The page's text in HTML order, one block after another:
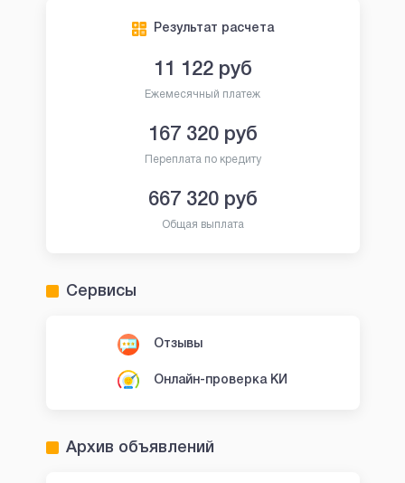
Результат расчета
11 122руб
Ежемесячный платеж
167 320руб
Переплата по кредиту
667 320руб
Общая выплата
Сервисы
Отзывы
Онлайн-проверка КИ
Архив объявлений